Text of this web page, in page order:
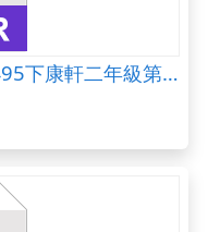
kaohsiung_604_福山國小95下康軒二年級第5課完整教學檔案